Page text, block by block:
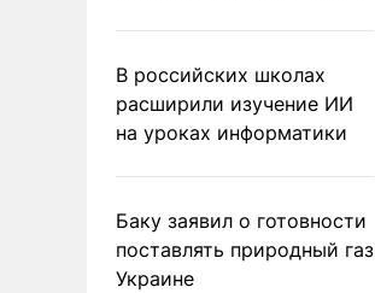
В российских школах
расширили изучение ИИ
на уроках информатики
Баку заявил о готовности
поставлять природный газ
Украине